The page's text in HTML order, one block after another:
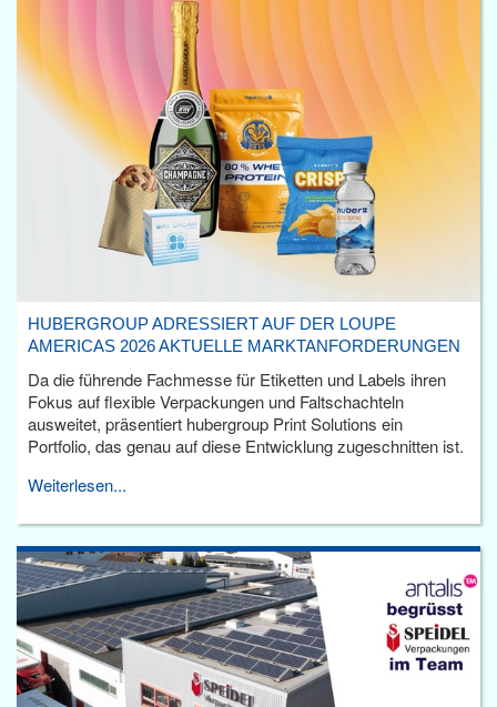
HUBERGROUP ADRESSIERT AUF DER LOUPE
AMERICAS 2026 AKTUELLE MARKTANFORDERUNGEN
Da die führende Fachmesse für Etiketten und Labels ihren
Fokus auf flexible Verpackungen und Faltschachteln
ausweitet, präsentiert hubergroup Print Solutions ein
Portfolio, das genau auf diese Entwicklung zugeschnitten ist.
Weiterlesen...